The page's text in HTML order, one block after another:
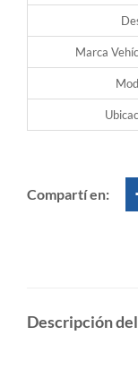
Marca
Compartí en:
Descripción